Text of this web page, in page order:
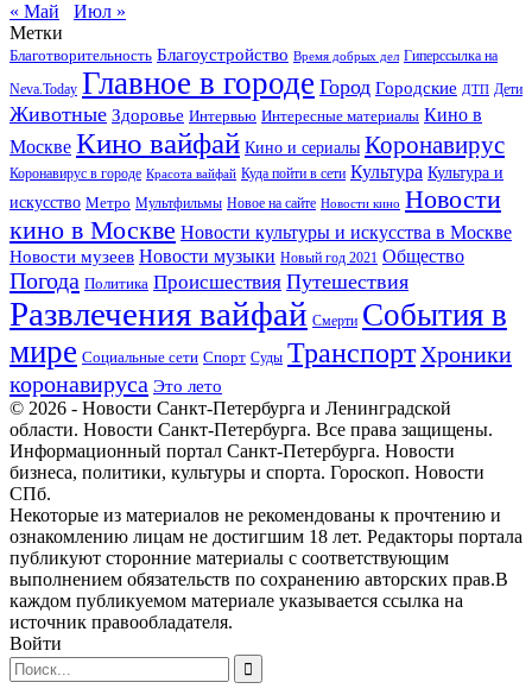
« Май
Июл »
Метки
Благотворительность Благоустройство Время добрых дел Гиперссылка на
Neva.Today Главное в городе Город Городские ДТП Дети
Животные Здоровье Интервью Интересные материалы Кино в
Москве Кино вайфай Кино и сериалы Коронавирус
Коронавирус в городе Красота вайфай Куда пойти в сети Культура Культура и
искусство Метро Мультфильмы Новое на сайте Новости кино Новости
кино в Москве Новости культуры и искусства в Москве
Новости музеев Новости музыки Новый год 2021 Общество
Погода Политика Происшествия Путешествия
Развлечения вайфай Смерти События в
мире Социальные сети Спорт Суды ТранспортХроники
коронавируса Это лето
© 2026 - Новости Санкт-Петербурга и Ленинградской
области. Новости Санкт-Петербурга. Все права защищены.
Информационный портал Санкт-Петербурга. Новости
бизнеса, политики, культуры и спорта. Гороскоп. Новости
СПб.
Некоторые из материалов не рекомендованы к прочтению и
ознакомлению лицам не достигшим 18 лет. Редакторы портала
публикуют сторонние материалы с соответствующим
выполнением обязательств по сохранению авторских прав.В
каждом публикуемом материале указывается ссылка на
источник правообладателя.
Войти